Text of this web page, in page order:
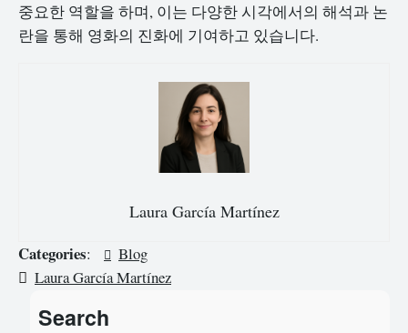
중요한 역할을 하며, 이는 다양한 시각에서의 해석과 논
란을 통해 영화의 진화에 기여하고 있습니다.
Laura García Martínez
Categories:
Blog
Laura García Martínez
Search